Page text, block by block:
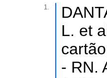
1.
L. et
- RN.